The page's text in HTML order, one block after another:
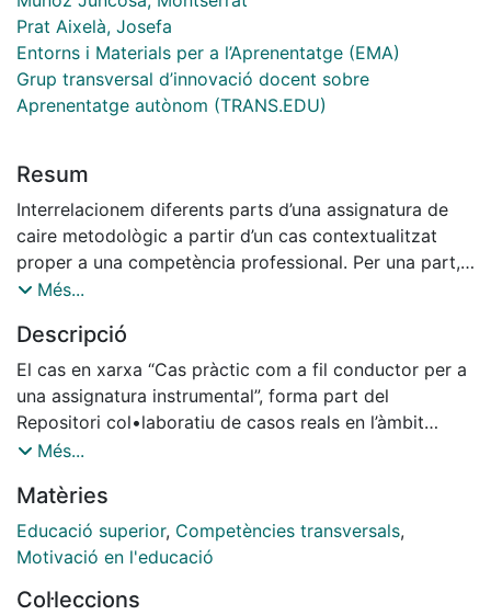
Prat Aixelà, Josefa
Entorns i Materials per a l’Aprenentatge (EMA)
Grup transversal d’innovació docent sobre
Aprenentatge autònom (TRANS.EDU)
Resum
Interrelacionem diferents parts d’una assignatura de
caire metodològic a partir d’un cas contextualitzat
proper a una competència professional. Per una part,
evitem la compartimentació que presenten els
altra banda, aproximem l’estudiant a una situació real
per tal de poder afavorir la seva motivació.
Més...
Descripció
El cas en xarxa “Cas pràctic com a fil conductor per a
una assignatura instrumental”, forma part del
Repositori col•laboratiu de casos reals en l’àmbit
educatiu (http://www.ub.edu/casosenxarxa/inici), i ha
d’innovació educativa Casos en xarxa per a la
formació: estudi empíric, creació d'un dipòsit digital i
identificació de bones pràctiques en el seu ús (REDICE
Més...
Matèries
Educació superior, Competències transversals,
Motivació en l'educació
Col·leccions